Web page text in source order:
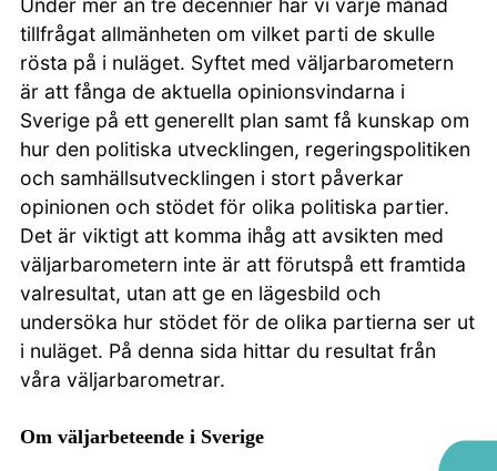
Under mer än tre decennier har vi varje månad
tillfrågat allmänheten om vilket parti de skulle
rösta på i nuläget. Syftet med väljarbarometern
är att fånga de aktuella opinionsvindarna i
Sverige på ett generellt plan samt få kunskap om
hur den politiska utvecklingen, regeringspolitiken
och samhällsutvecklingen i stort påverkar
opinionen och stödet för olika politiska partier.
Det är viktigt att komma ihåg att avsikten med
väljarbarometern inte är att förutspå ett framtida
valresultat, utan att ge en lägesbild och
undersöka hur stödet för de olika partierna ser ut
i nuläget. På denna sida hittar du resultat från
våra väljarbarometrar.
Om väljarbeteende i Sverige